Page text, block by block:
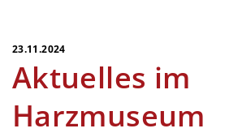
23.11.2024
Aktuelles im
Harzmuseum